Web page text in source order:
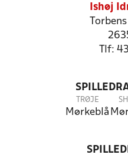
Ishøj
Tlf:
TRØJE
Mørkeblå